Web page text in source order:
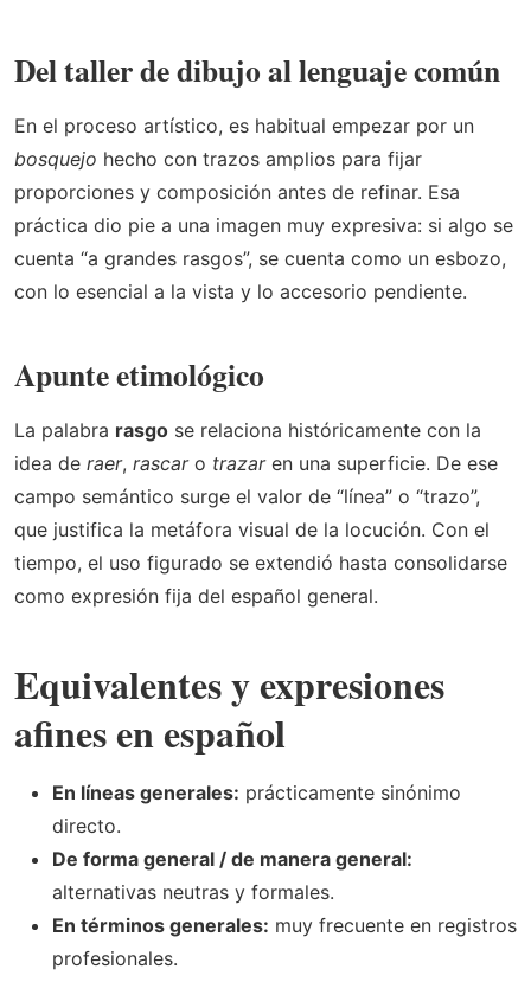
Del taller de dibujo al lenguaje común
En el proceso artístico, es habitual empezar por un
bosquejo hecho con trazos amplios para fijar
proporciones y composición antes de refinar. Esa
práctica dio pie a una imagen muy expresiva: si algo se
cuenta “a grandes rasgos”, se cuenta como un esbozo,
con lo esencial a la vista y lo accesorio pendiente.
Apunte etimológico
La palabra rasgo se relaciona históricamente con la
idea de raer, rascaro trazaren una superficie. De ese
campo semántico surge el valor de “línea” o “trazo”,
que justifica la metáfora visual de la locución. Con el
tiempo, el uso figurado se extendió hasta consolidarse
como expresión fija del español general.
Equivalentes y expresiones
afines en español
En líneas generales: prácticamente sinónimo
directo.
De forma general / de manera general:
alternativas neutras y formales.
En términos generales: muy frecuente en registros
profesionales.